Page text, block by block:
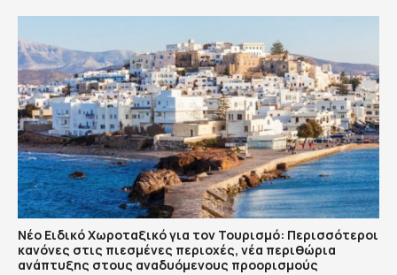
Νέο Ειδικό Χωροταξικό για τον Τουρισμό: Περισσότεροι
κανόνες στις πιεσμένες περιοχές, νέα περιθώρια
ανάπτυξης στους αναδυόμενους προορισμούς